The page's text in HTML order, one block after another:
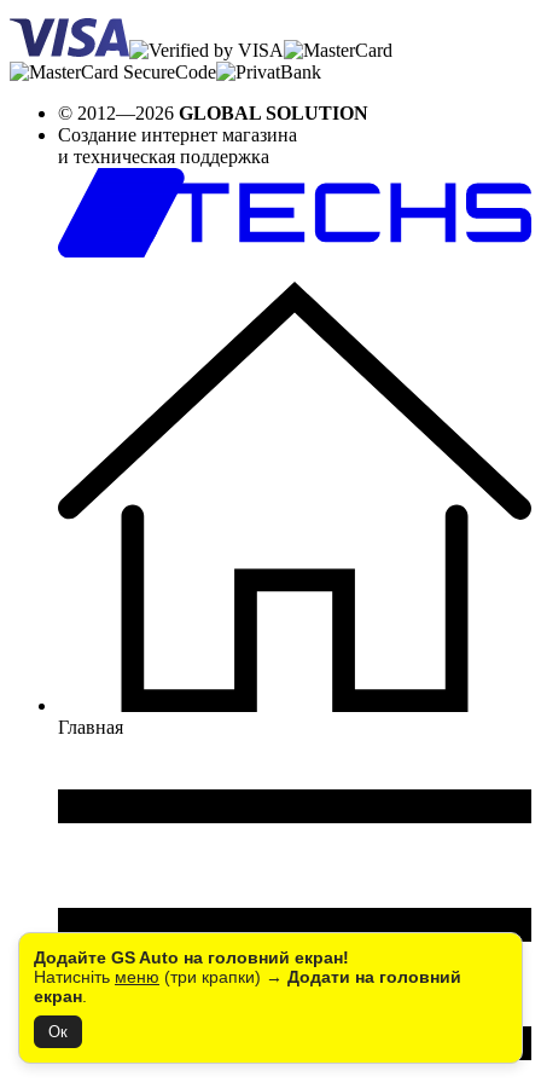
Додайте GS Auto на головний екран!
Натисніть меню (три крапки) → Додати на головний
екран
Ок
© 2012—2026 GLOBAL SOLUTION
Создание интернет магазина
и техническая поддержка
Главная